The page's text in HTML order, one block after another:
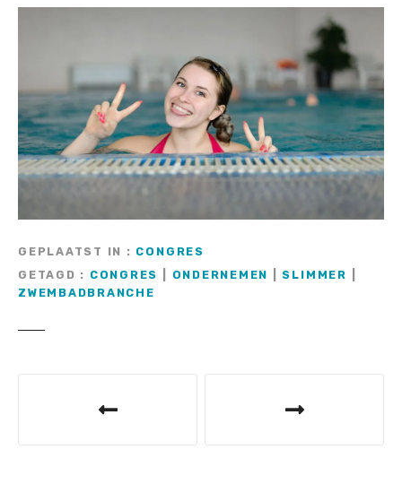
GEPLAATST IN
CONGRES
GETAGD
CONGRES ONDERNEMEN |SLIMMER
ZWEMBADBRANCHE